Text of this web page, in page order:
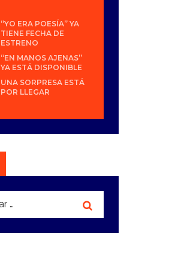
“YO ERA POESÍA” YA
TIENE FECHA DE
ESTRENO
“EN MANOS AJENAS”
YA ESTÁ DISPONIBLE
UNA SORPRESA ESTÁ
POR LLEGAR